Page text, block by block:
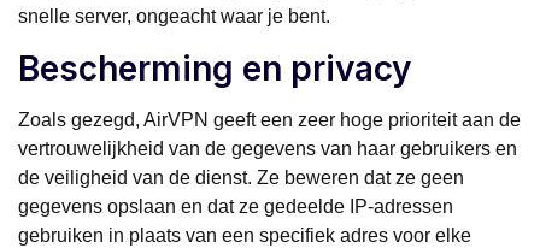
snelle server, ongeacht waar je bent.
Bescherming en privacy
Zoals gezegd, AirVPN geeft een zeer hoge prioriteit aan de
vertrouwelijkheid van de gegevens van haar gebruikers en
de veiligheid van de dienst. Ze beweren dat ze geen
gegevens opslaan en dat ze gedeelde IP-adressen
gebruiken in plaats van een specifiek adres voor elke